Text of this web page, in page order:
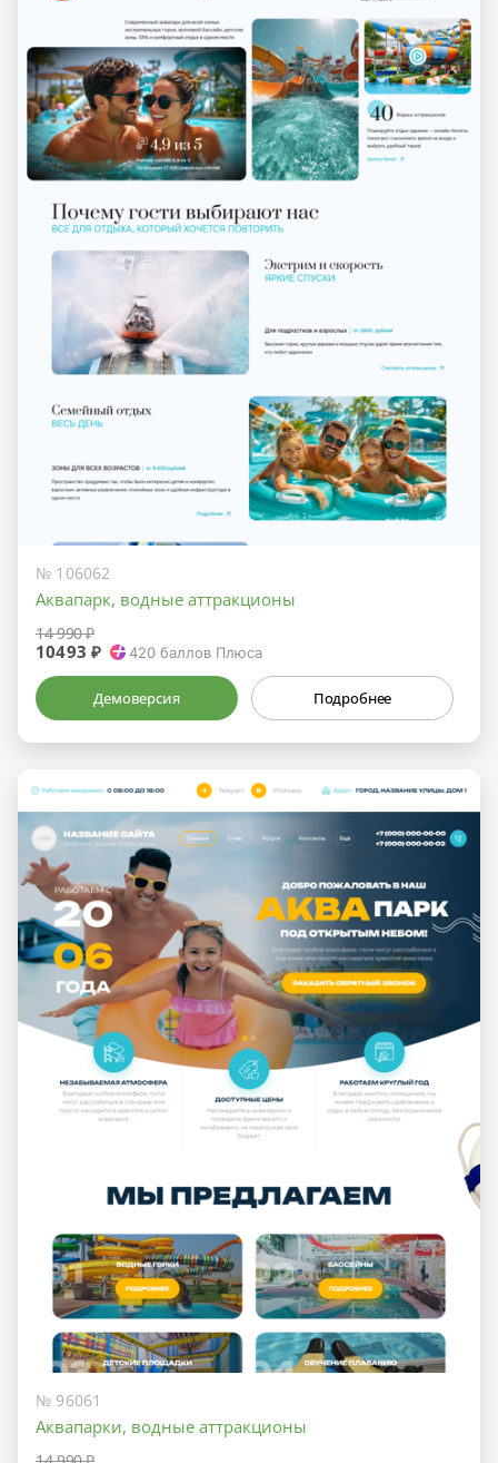
№ 106062
Аквапарк, водные аттракционы
14 990 ₽
10493 ₽ 420 баллов Плюса
Демоверсия Подробнее
№ 96061
Аквапарки, водные аттракционы